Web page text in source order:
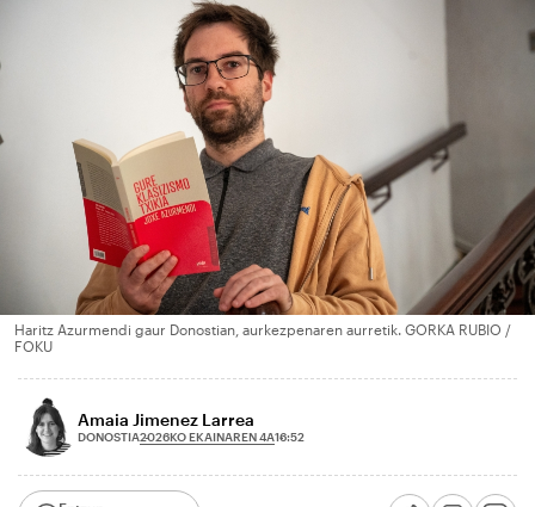
Haritz Azurmendi gaur Donostian, aurkezpenaren aurretik. GORKA RUBIO /
FOKU
Amaia Jimenez Larrea
DONOSTIA2026KO EKAINAREN 4A16:52